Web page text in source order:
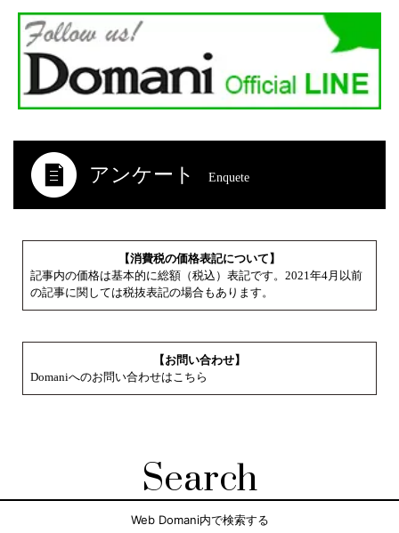
アンケート Enquete
【消費税の価格表記について】
記事内の価格は基本的に総額（税込）表記です。2021年4月以前
の記事に関しては税抜表記の場合もあります。
【お問い合わせ】
Domaniへのお問い合わせはこちら
Search
Web Domani内で検索する